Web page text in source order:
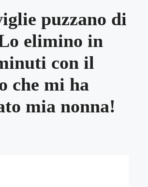
puzzano di
elimino in
con il
che mi ha
mia nonna!